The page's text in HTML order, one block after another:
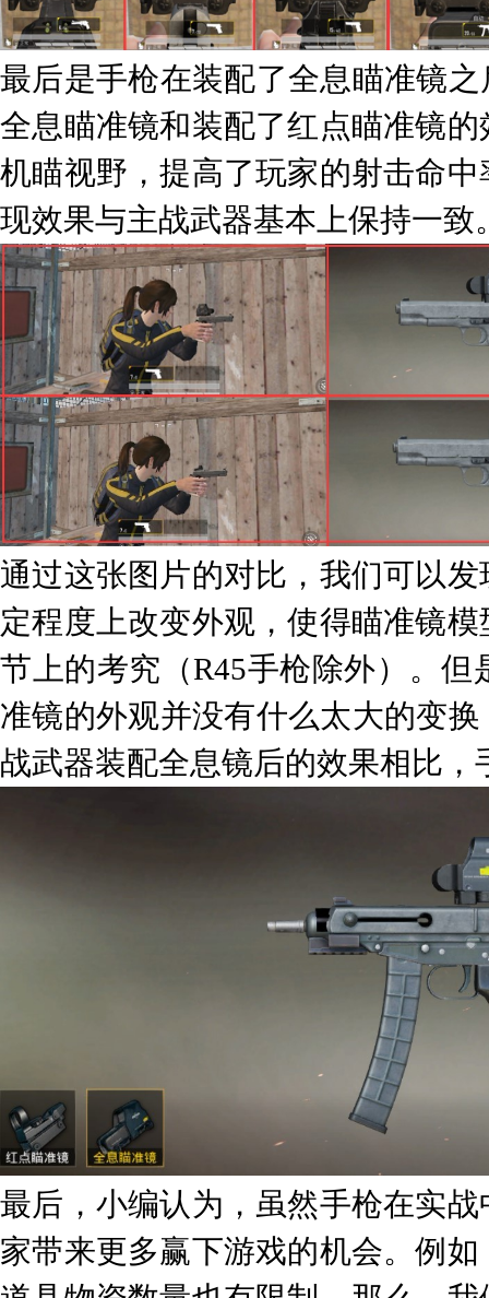
最后是手枪在装配了全息瞄准镜
全息瞄准镜和装配了红点瞄准镜
机瞄视野，提高了玩家的射击命
现效果与主战武器基本上保持一致
通过这张图片的对比，我们可以
定程度上改变外观，使得瞄准镜
节上的考究（R45手枪除外）。
准镜的外观并没有什么太大的变
战武器装配全息镜后的效果相比
最后，小编认为，虽然手枪在实
家带来更多赢下游戏的机会。例